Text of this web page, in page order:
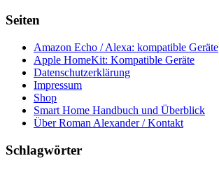
Seiten
Amazon Echo / Alexa: kompatible Geräte
Apple HomeKit: Kompatible Geräte
Datenschutzerklärung
Impressum
Shop
Smart Home Handbuch und Überblick
Über Roman Alexander / Kontakt
Schlagwörter